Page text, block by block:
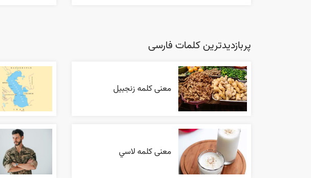
پربازدیدترین کلمات فارسی
معنی کلمه زنجبیل
معنی کلمه لاسي